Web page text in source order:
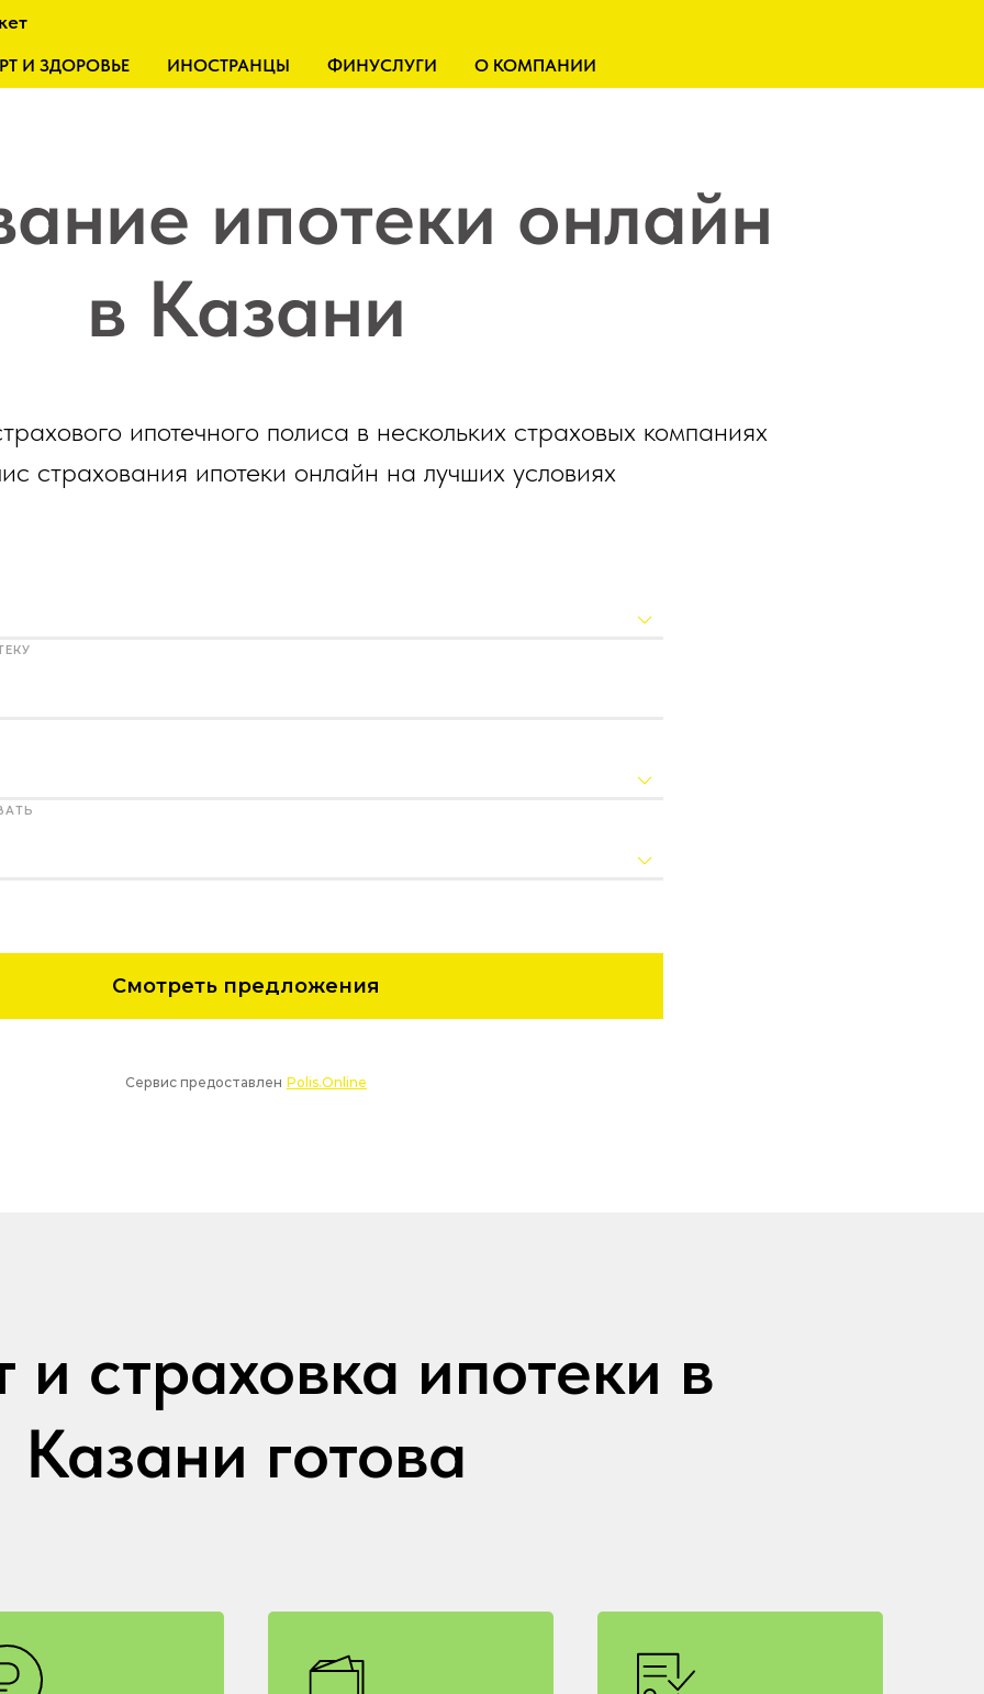
И ЗДОРОВЬЕ ИНОСТРАНЦЫ ФИНУСЛУГИ О КОМПАНИИ
ипотеки онлайн
в Казани
ипотечного полиса в нескольких страховых компаниях
страхования ипотеки онлайн на лучших условиях
и страховка ипотеки в
Казани готова